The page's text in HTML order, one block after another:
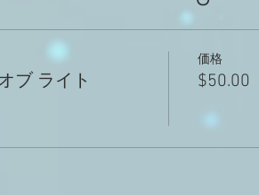
ブ ライト
価格
$50.00